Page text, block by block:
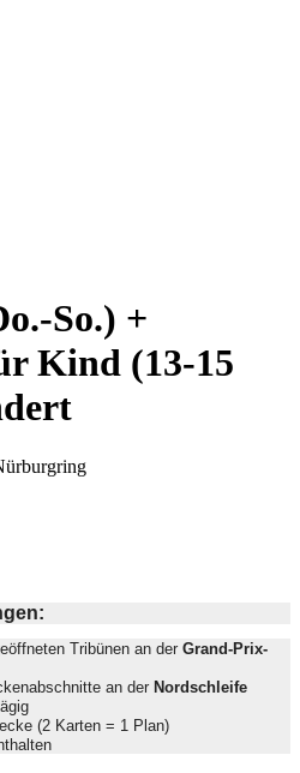
So.) +
Kind (13-15
Tribünen an der Grand-Prix-
an der Nordschleife
(2 Karten = 1 Plan)